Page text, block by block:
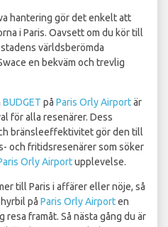
hantering gör det enkelt att
i Paris. Oavsett om du kör till
världsberömda
en bekväm och trevlig
BUDGET på Paris Orly Airportär
för alla resenärer. Dess
bränsleeffektivitet gör den till
och fritidsresenärer som söker
Orly Airportupplevelse.
till Paris i affärer eller nöje, så
på Paris Orly Airporten
resa framåt. Så nästa gång du är